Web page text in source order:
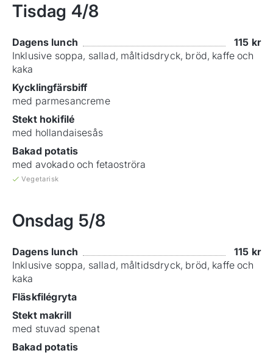
Tisdag 4/8
Dagens lunch 115 kr
Inklusive soppa, sallad, måltidsdryck, bröd, kaffe och
kaka
Kycklingfärsbiff
med parmesancreme
Stekt hokifilé
med hollandaisesås
Bakad potatis
med avokado och fetaoströra
Vegetarisk
Onsdag 5/8
Dagens lunch 115 kr
Inklusive soppa, sallad, måltidsdryck, bröd, kaffe och
kaka
Fläskfilégryta
Stekt makrill
med stuvad spenat
Bakad potatis